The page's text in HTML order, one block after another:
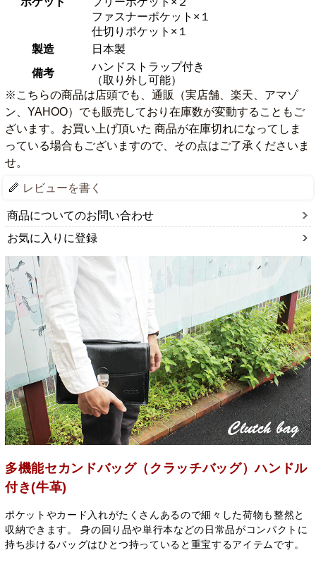
ファスナーポケット×１
仕切りポケット×１
製造
日本製
備考
ハンドストラップ付き
（取り外し可能）
※こちらの商品は店頭でも、通販（実店舗、楽天、アマゾ
ン、YAHOO）でも販売しており在庫数が変動することもご
ざいます。お買い上げ頂いた 商品が在庫切れになってしま
っている場合もございますので、その点はご了承くださいま
せ。
レビューを書く
商品についてのお問い合わせ
お気に入りに登録
多機能セカンドバッグ（クラッチバッグ）ハンドル
付き(牛革)
ポケットやカード入れがたくさんあるので細々した荷物も整然と
収納できます。 身の回り品や単行本などの日常品がコンパクトに
持ち歩けるバッグはひとつ持っていると重宝するアイテムです。